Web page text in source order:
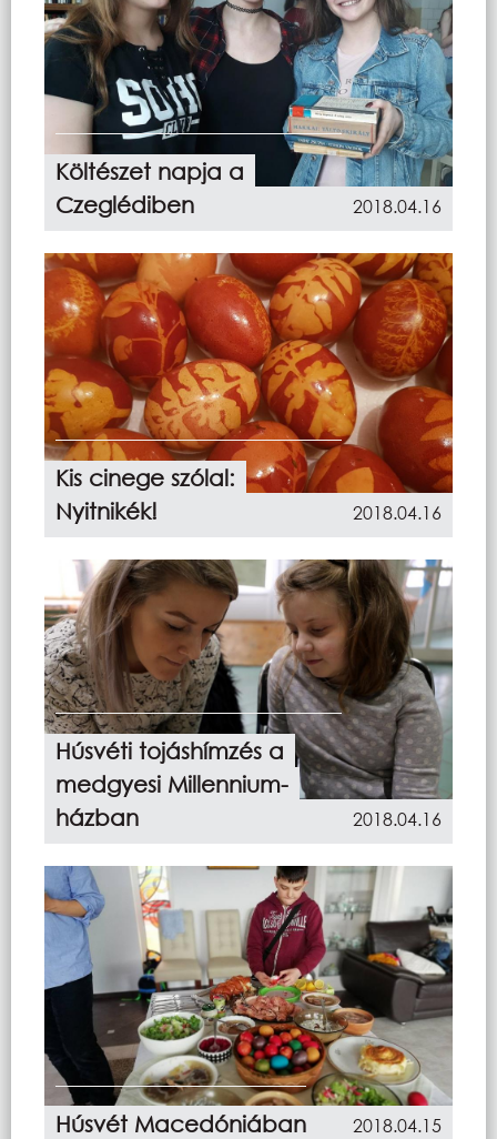
Költészet napja a
Czeglédiben
2018.04.16
Kis cinege szólal:
Nyitnikék!
2018.04.16
Húsvéti tojáshímzés a
medgyesi Millennium-
házban
2018.04.16
Húsvét Macedóniában 2018.04.15